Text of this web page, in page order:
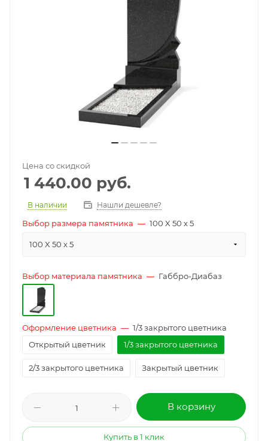
Цена со скидкой
1 440.00 руб.
В наличии Нашли дешевле?
Выбор размера памятника — 100 X 50 x 5
100 X 50 x 5
Выбор материала памятника — Габбро-Диабаз
Оформление цветника — 1/3 закрытого цветника
Открытый цветник
1/3 закрытого цветника
2/3 закрытого цветника Закрытый цветник
В корзину
Купить в 1 клик